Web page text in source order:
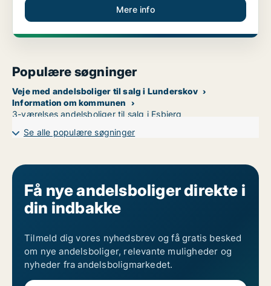
Mere info
Populære søgninger
Veje med andelsboliger til salg i Lunderskov
Information om kommunen
3-værelses andelsboliger til salg i Esbjerg
Se alle populære søgninger
Få nye andelsboliger direkte i
din indbakke
Tilmeld dig vores nyhedsbrev og få gratis besked
om nye andelsboliger, relevante muligheder og
nyheder fra andelsboligmarkedet.